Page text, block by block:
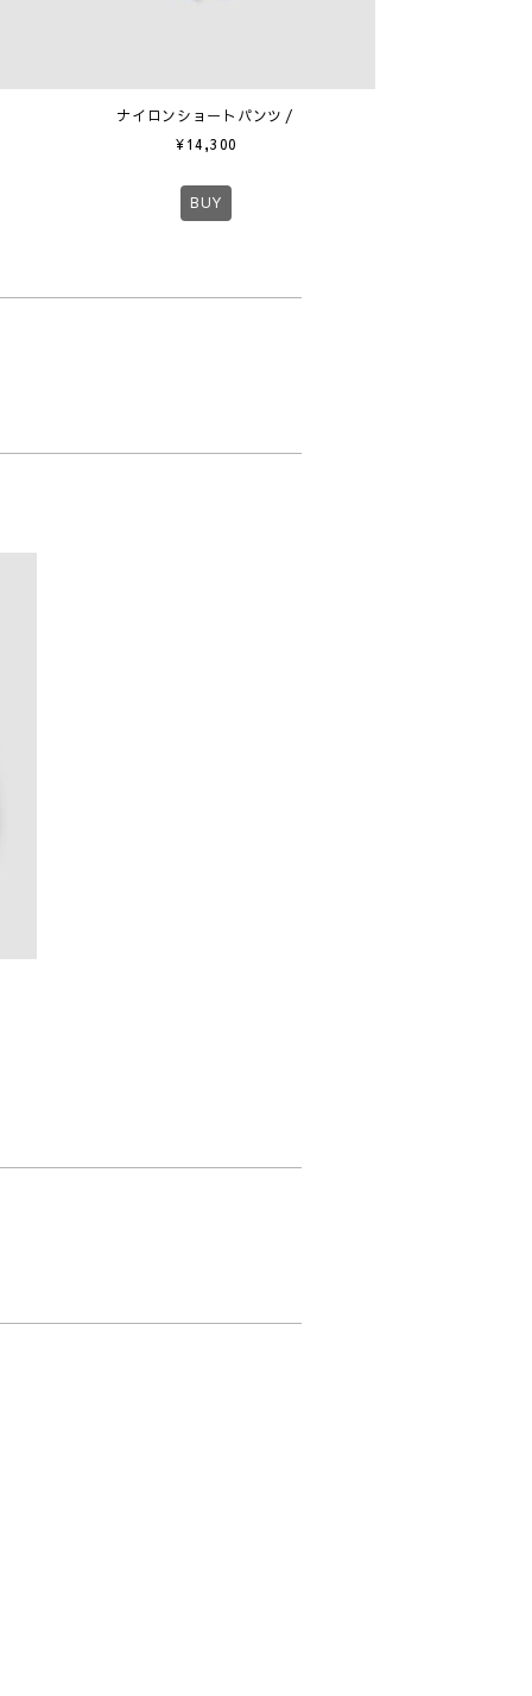
ナイロンショートパンツ
¥14,300
BUY